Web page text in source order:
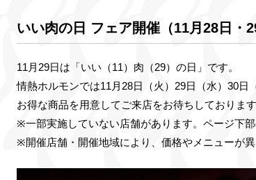
いい肉の日 フェア開催（11月28日・
11月29日は「いい（11）肉（29）の日」です。
情熱ホルモンでは11月28日（火）29日（水）30日
お得な商品を用意してご来店をお待ちしております
※一部実施していない店舗があります。ページ下部
※開催店舗・開催地域により、価格やメニューが異